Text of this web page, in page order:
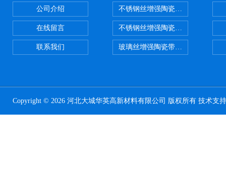
公司介绍
在线留言
联系我们
不锈钢丝增强陶瓷纤维布，陶瓷布
不锈钢丝增强陶瓷纤维布应用范围
玻璃丝增强陶瓷带，硅酸铝纤维
Copyright © 2026 河北大城华英高新材料有限公司 版权所有 技术支